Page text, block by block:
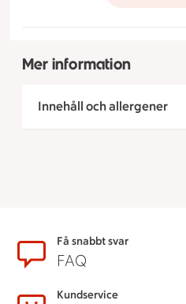
Mer information
Innehåll och allergener
SidfotFå snabbt svar
FAQ
Kundservice